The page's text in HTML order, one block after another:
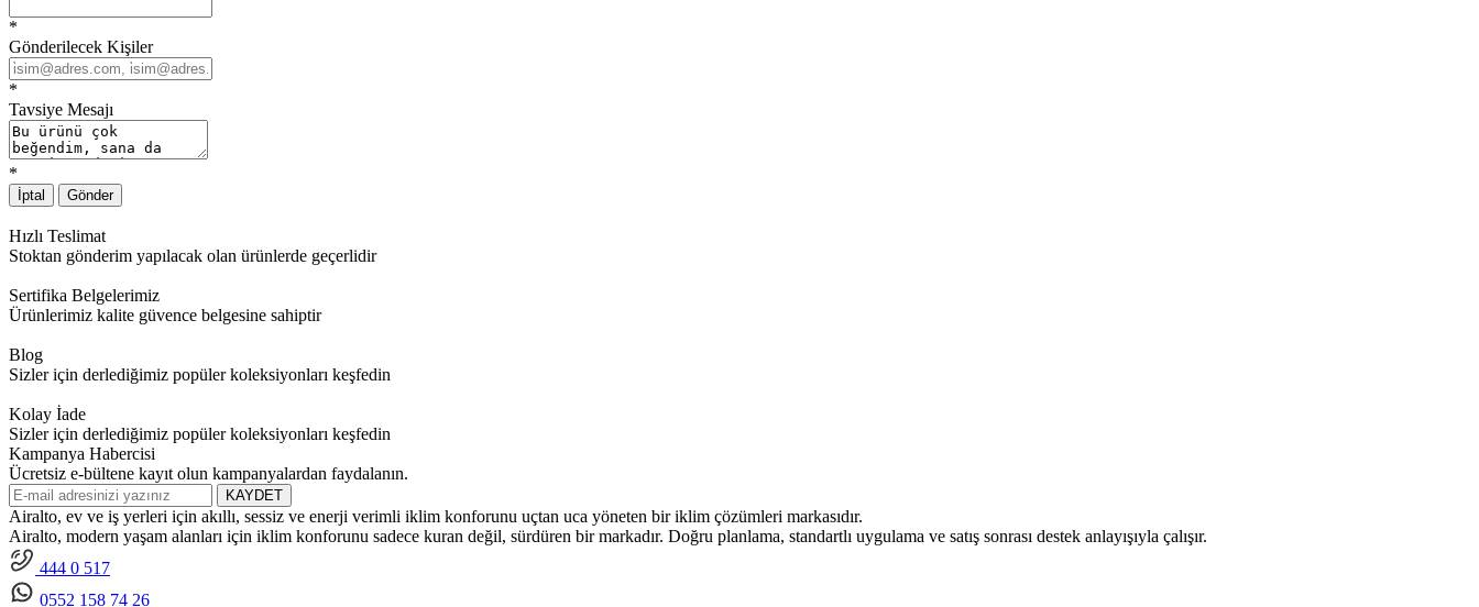
*
Gönderilecek Kişiler
*
Tavsiye Mesajı
*
İptal Gönder
Hızlı Teslimat
Stoktan gönderim yapılacak olan ürünlerde geçerlidir
Sertifika Belgelerimiz
Ürünlerimiz kalite güvence belgesine sahiptir
Blog
Sizler için derlediğimiz popüler koleksiyonları keşfedin
Kolay İade
Sizler için derlediğimiz popüler koleksiyonları keşfedin
Kampanya Habercisi
Ücretsiz e-bültene kayıt olun kampanyalardan faydalanın.
KAYDET
Airalto, ev ve iş yerleri için akıllı, sessiz ve enerji verimli iklim konforunu uçtan uca yöneten bir iklim çözümleri markasıdır.
Airalto, modern yaşam alanları için iklim konforunu sadece kuran değil, sürdüren bir markadır. Doğru planlama, standartlı uygulama ve satış sonrası destek anlayışıyla çalışır.
444 0 517
0552 158 74 26